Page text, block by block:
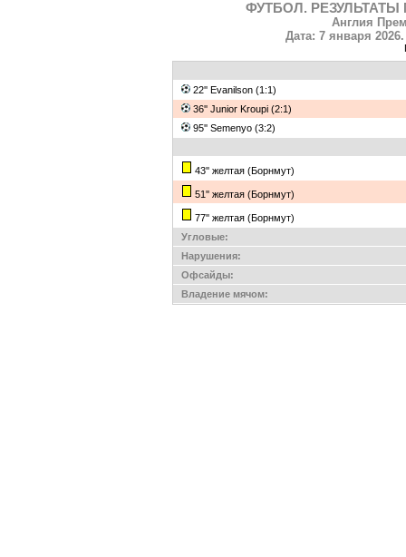
ФУТБОЛ.
Англия
Дата: 7 января
22'' Evanilson (1:1)
36'' Junior Kroupi (2:1)
95'' Semenyo (3:2)
43'' желтая (Борнмут)
51'' желтая (Борнмут)
77'' желтая (Борнмут)
Угловые:
Нарушения:
Офсайды:
Владение мячом: